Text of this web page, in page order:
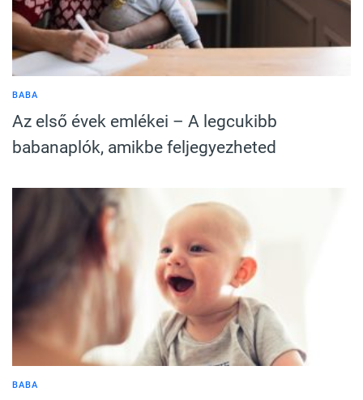
BABA
Az első évek emlékei – A legcukibb
babanaplók, amikbe feljegyezheted
BABA